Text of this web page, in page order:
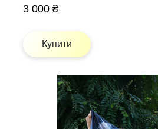
3 000 ₴
Купити